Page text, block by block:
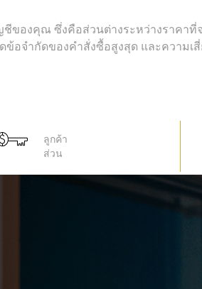
องคุณ ซึ่งคือส่วนต่างระหว่างราคา
ข้อจำกัดของคำสั่งซื้อสูงสุด และควา
ลูกค้า
ส่วน